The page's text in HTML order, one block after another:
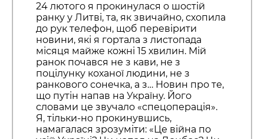
24 лютого я прокинулася о шостій
ранку у Литві, та, як звичайно, схопила
до рук телефон, щоб перевірити
новини, які я гортала з листопада
місяця майже кожні 15 хвилин. Мій
ранок почався не з кави, не з
поцілунку коханої людини, не з
ранкового сонечка, а з… Новин про те,
що путін напав на Україну. Його
словами це звучало «спецоперація».
Я, тільки-но прокинувшись,
намагалася зрозуміти: «Це війна по